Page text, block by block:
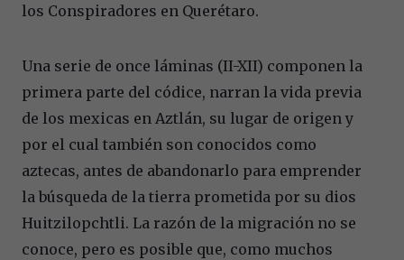
los Conspiradores en Querétaro.
Una serie de once láminas (II-XII) componen la
primera parte del códice, narran la vida previa
de los mexicas en Aztlán, su lugar de origen y
por el cual también son conocidos como
aztecas, antes de abandonarlo para emprender
la búsqueda de la tierra prometida por su dios
Huitzilopchtli. La razón de la migración no se
conoce, pero es posible que, como muchos